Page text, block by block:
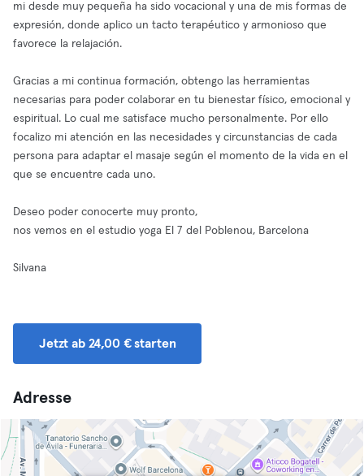
mi desde muy pequeña ha sido vocacional y una de mis formas de
expresión, donde aplico un tacto terapéutico y armonioso que
favorece la relajación.
Gracias a mi continua formación, obtengo las herramientas
necesarias para poder colaborar en tu bienestar físico, emocional y
espiritual. Lo cual me satisface mucho personalmente. Por ello
focalizo mi atención en las necesidades y circunstancias de cada
persona para adaptar el masaje según el momento de la vida en el
que se encuentre cada uno.
Deseo poder conocerte muy pronto,
nos vemos en el estudio yoga El 7 del Poblenou, Barcelona
Silvana
Jetzt ab 24,00 € starten
Adresse